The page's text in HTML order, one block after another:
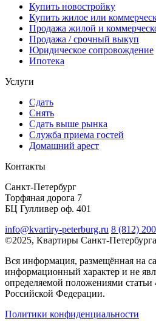
Купить новостройку
Купить жилое или
Продажа жилой и
Продажа / срочный выкуп
Юридическое сопровождение
Ипотека
Услуги
Сдать
Снять
Сдать выше рынка
Служба приема гостей
Домашний арест
Контакты
Санкт-Петербург
Торфяная дорога 7
БЦ Гулливер оф. 401
info@kvartiry-peterburg.ru 8 (812)
©2025, Квартиры Санкт-Петербурга
Вся информация, размещённая на
информационный характер и не
определяемой положениями статьи
Российской Федерации.
Политики конфиденциальности